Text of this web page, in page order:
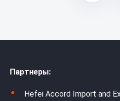
Партнеры:
Hefei Accord Import and